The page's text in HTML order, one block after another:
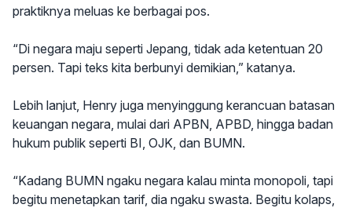
praktiknya meluas ke berbagai pos.
“Di negara maju seperti Jepang, tidak ada ketentuan 20
persen. Tapi teks kita berbunyi demikian,” katanya.
Lebih lanjut, Henry juga menyinggung kerancuan batasan
keuangan negara, mulai dari APBN, APBD, hingga badan
hukum publik seperti BI, OJK, dan BUMN.
“Kadang BUMN ngaku negara kalau minta monopoli, tapi
begitu menetapkan tarif, dia ngaku swasta. Begitu kolaps,